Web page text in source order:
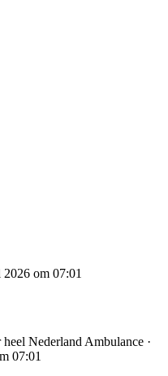
2026 om 07:01
Nederland Ambulance ·
07:01